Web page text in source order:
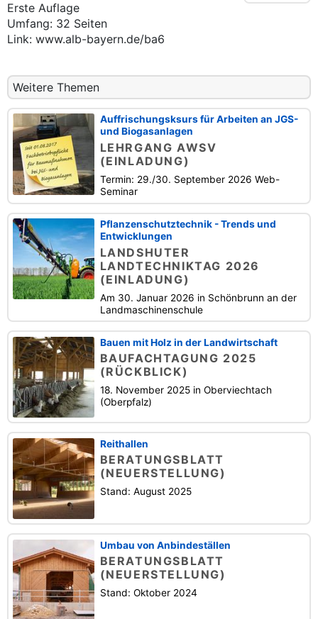
Erste Auflage
Umfang: 32 Seiten
Link: www.alb-bayern.de/ba6
Weitere Themen
Auffrischungsksurs für Arbeiten an JGS-
und Biogasanlagen
LEHRGANG AWSV
(EINLADUNG)
Termin: 29./30. September 2026 Web-
Seminar
Pflanzenschutztechnik - Trends und
Entwicklungen
LANDSHUTER
LANDTECHNIKTAG 2026
(EINLADUNG)
Am 30. Januar 2026 in Schönbrunn an der
Landmaschinenschule
Bauen mit Holz in der Landwirtschaft
BAUFACHTAGUNG 2025
(RÜCKBLICK)
18. November 2025 in Oberviechtach
(Oberpfalz)
Reithallen
BERATUNGSBLATT
(NEUERSTELLUNG)
Stand: August 2025
Umbau von Anbindeställen
BERATUNGSBLATT
(NEUERSTELLUNG)
Stand: Oktober 2024